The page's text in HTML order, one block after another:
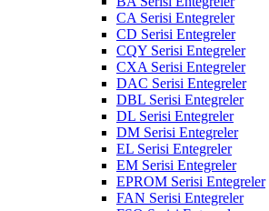
CA Serisi Entegreler
CD Serisi Entegreler
CQY Serisi Entegreler
CXA Serisi Entegreler
DAC Serisi Entegreler
DBL Serisi Entegreler
DL Serisi Entegreler
DM Serisi Entegreler
EL Serisi Entegreler
EM Serisi Entegreler
EPROM Serisi Entegreler
FAN Serisi Entegreler